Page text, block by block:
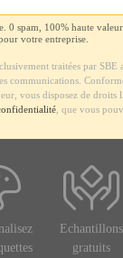
0 spam, 100% haute
votre entreprise.
traitées par SBE
communications.
vous disposez de droits
, que vous
Echantillons
gratuits